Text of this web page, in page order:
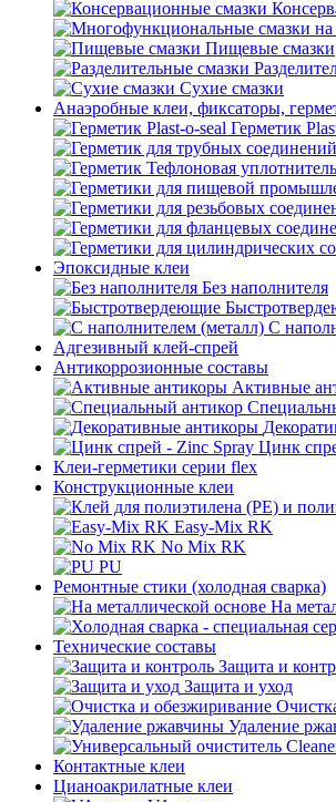
Пищевые смазки
Сухие смазки
Анаэробные клеи, фиксаторы,
Герметик
Эпоксидные клеи
Без наполнителя
С
Адгезивный клей-спрей
Антикоррозионные составы
Активные
Цинк
Клеи-герметики серии flex
Конструкционные клеи
Easy-Mix RK
No Mix RK
PU
Ремонтные стики (холодная сварка)
На
Технические составы
Защита и
Защита и уход
Удаление
Контактные клеи
Цианоакрилатные клеи